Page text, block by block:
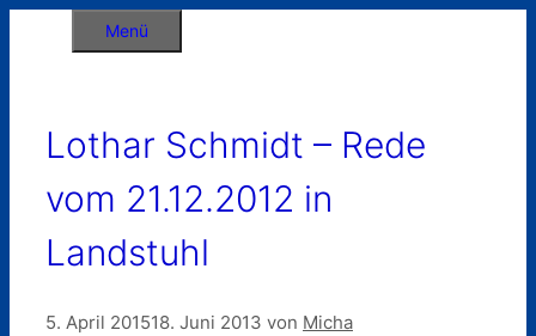
Menü
Lothar Schmidt – Rede
vom 21.12.2012 in
Landstuhl
5. April 201518. Juni 2013 von Micha